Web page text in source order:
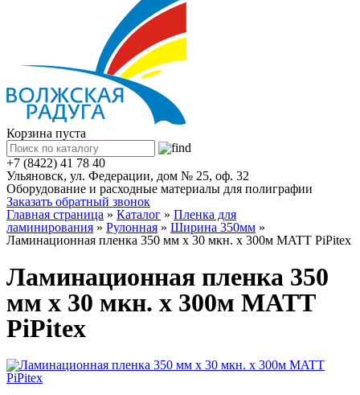
Корзина пуста
+7 (8422) 41 78 40
Ульяновск, ул. Федерации, дом № 25, оф. 32
Оборудование и расходные материалы для полиграфии
Заказать обратный звонок
Главная страница » Каталог » Пленка для
ламинирования » Рулонная » Ширина 350мм »
Ламинационная пленка 350 мм x 30 мкн. x 300м MATT PiPitex
Ламинационная пленка 350
мм x 30 мкн. x 300м MATT
PiPitex